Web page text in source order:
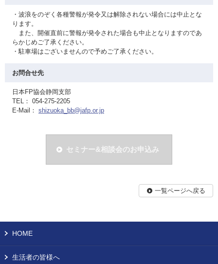
・波浪をのぞく各種警報が発令又は解除されない場合には中止とな
ります。
また、開催直前に警報が発令された場合も中止となりますのであ
らかじめご了承ください。
・駐車場はございませんので予めご了承ください。
お問合せ先
日本FP協会静岡支部
TEL： 054-275-2205
E-Mail： shizuoka_bb@jafp.or.jp
セミナー&相談会のお申込み
一覧ページへ戻る
HOME
生活者の皆様へ